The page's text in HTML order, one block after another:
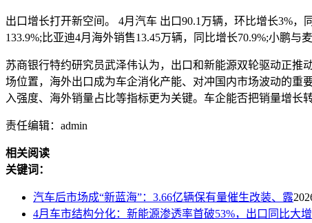
出口增长打开新空间。 4月汽车 出口90.1万辆，环比增长3%，
133.9%;比亚迪4月海外销售13.45万辆，同比增长70.9%;小鹏与
苏商银行特约研究员武泽伟认为，出口和新能源双轮驱动正
场位置，海外出口成为车企消化产能、对冲国内市场波动的重
入强度、海外销量占比等指标更为关键。车企能否把销量增长
责任编辑：admin
相关阅读
关键词：
汽车后市场成“新蓝海”：3.66亿辆保有量催生改装、露
4月车市结构分化：新能源渗透率首破53%，出口同比大增